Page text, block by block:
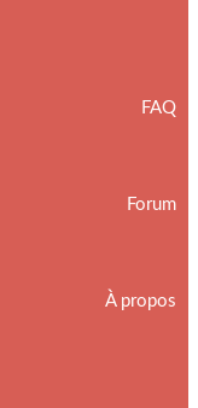
FAQ
Forum
À propos